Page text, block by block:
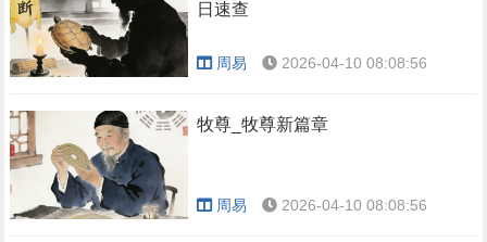
日速查
周易 2026-04-10 08:08:56
牧尊_牧尊新篇章
周易 2026-04-10 08:08:56